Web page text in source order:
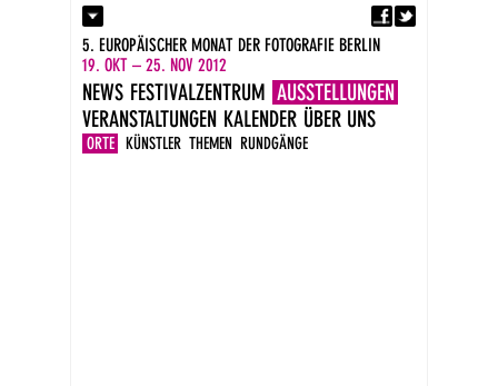
Kontakt
Presse
Impressum
DE
EN
5. EUROPÄISCHER MONAT DER FOTOGRAFIE BERLIN
19. OKT – 25. NOV 2012
NEWS FESTIVALZENTRUM AUSSTELLUNGEN
ORTE KÜNSTLER THEMEN RUNDGÄNGE
VERANSTALTUNGEN KALENDER ÜBER UNS